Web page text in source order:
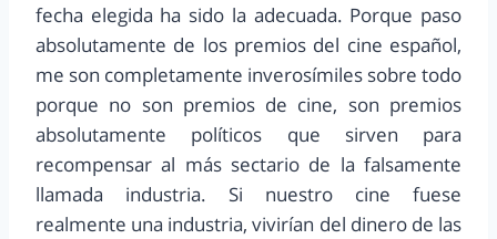
fecha elegida ha sido la adecuada. Porque paso
absolutamente de los premios del cine español,
me son completamente inverosímiles sobre todo
porque no son premios de cine, son premios
absolutamente políticos que sirven para
recompensar al más sectario de la falsamente
llamada industria. Si nuestro cine fuese
realmente una industria, vivirían del dinero de las